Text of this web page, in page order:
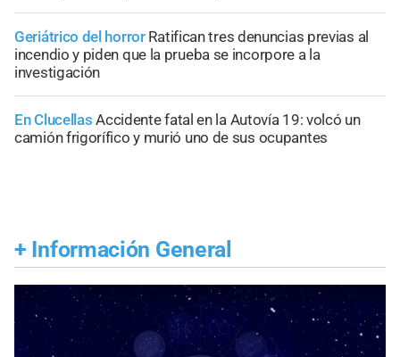
Geriátrico del horror Ratifican tres denuncias previas al
incendio y piden que la prueba se incorpore a la
investigación
En Clucellas Accidente fatal en la Autovía 19: volcó un
camión frigorífico y murió uno de sus ocupantes
+ Información General